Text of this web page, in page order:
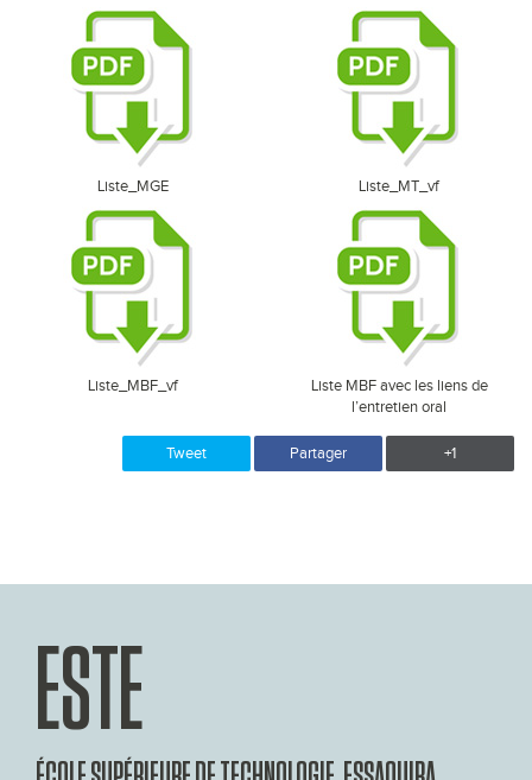
Liste_MGE Liste_MT_vf
Liste_MBF_vf
Liste MBF avec les liens de
l’entretien oral
Tweet Partager +1
ESTE